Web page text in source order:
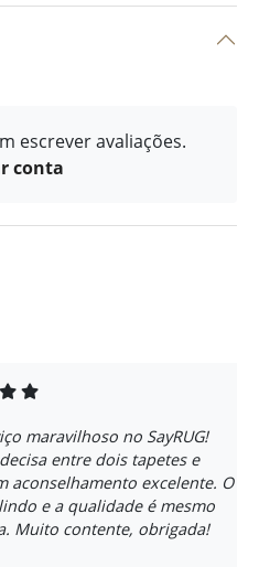
escrever avaliações.
conta
maravilhoso no SayRUG!
entre dois tapetes e
aconselhamento excelente. O
e a qualidade é mesmo
Muito contente, obrigada!